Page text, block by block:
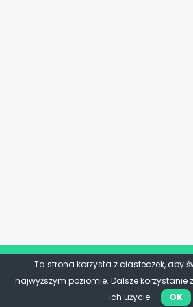
Ta strona korzysta z ciasteczek, aby
najwyższym poziomie. Dalsze korzystanie
ich użycie.
OK